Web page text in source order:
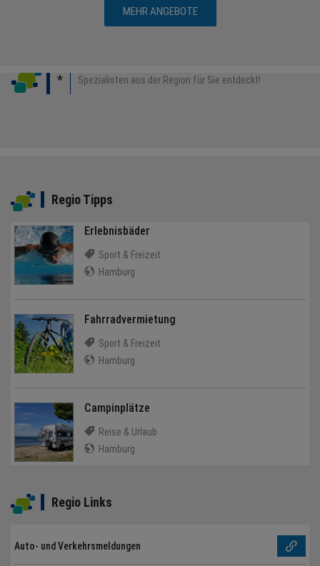
MEHR ANGEBOTE
* Spezialisten aus der Region für Sie entdeckt!
Regio Tipps
Erlebnisbäder
Sport & Freizeit
Hamburg
Fahrradvermietung
Sport & Freizeit
Hamburg
Campinplätze
Reise & Urlaub
Hamburg
Regio Links
Auto- und Verkehrsmeldungen